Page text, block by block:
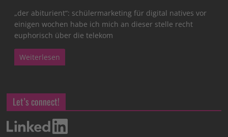
„der abiturient“: schülermarketing für digital natives vor
einigen wochen habe ich mich an dieser stelle recht
euphorisch über die telekom
Weiterlesen
Let’s connect!